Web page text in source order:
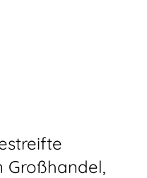
Großhandel,